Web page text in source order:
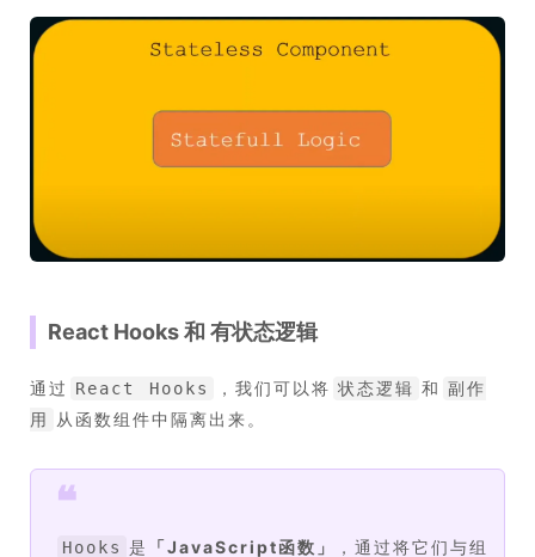
React Hooks 和 有状态逻辑
通过 React Hooks ，我们可以将 状态逻辑 和 副作
用
从函数组件中隔离出来。
❝
Hooks 是 「JavaScript函数 」
，通过将它们与组